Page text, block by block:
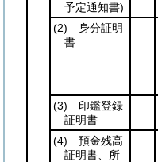
予定通知書)
(2) 身分証明
書
(3) 印鑑登録
証明書
(4) 預金残高
証明書、所